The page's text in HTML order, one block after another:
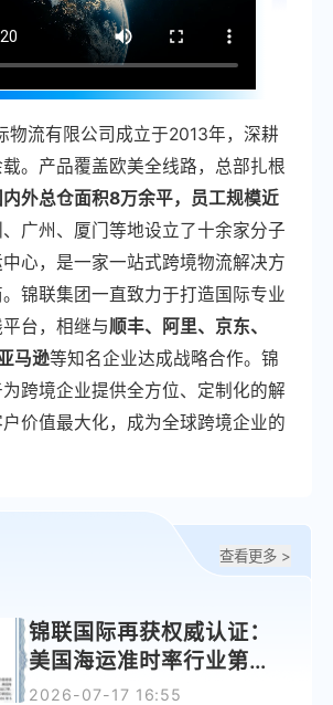
物流有限公司成立于2013年，深耕
。产品覆盖欧美全线路，总部扎根
内外总仓面积8万余平，员工规模近
广州、厦门等地设立了十余家分子
心，是一家一站式跨境物流解决方
锦联集团一直致力于打造国际专业
台，相继与顺丰、阿里、京东、
马逊等知名企业达成战略合作。锦
跨境企业提供全方位、定制化的解
价值最大化，成为全球跨境企业的
查看更多 >
锦联国际再获权威认证：
美国海运准时率行业第
一！！
2026-07-17 16:55